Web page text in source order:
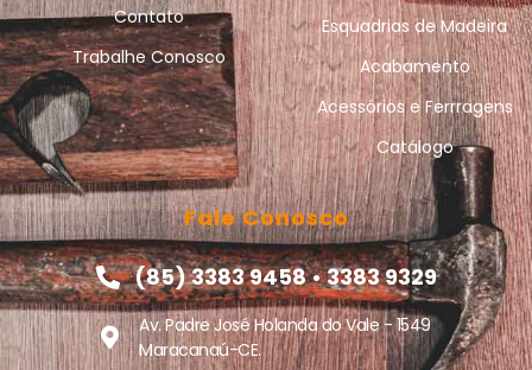
Contato
Trabalhe Conosco
Esquadrias de Madeira
Acabamento
Acessórios e Ferrragens
Catálogo
Fale Conosco
(85) 3383 9458 • 3383 9329
Av. Padre José Holanda do Vale - 1549
Maracanaú-CE.